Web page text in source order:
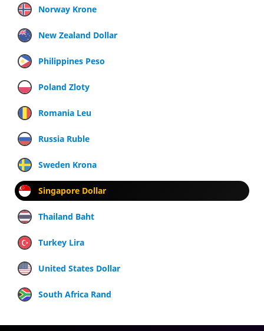
Norway Krone
New Zealand Dollar
Philippines Peso
Poland Zloty
Romania Leu
Russia Ruble
Sweden Krona
Singapore Dollar
Thailand Baht
Turkey Lira
United States Dollar
South Africa Rand